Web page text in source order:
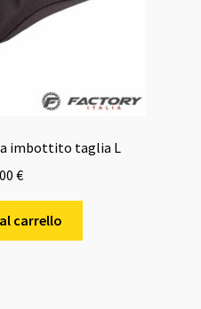
imbottito taglia L
€
carrello